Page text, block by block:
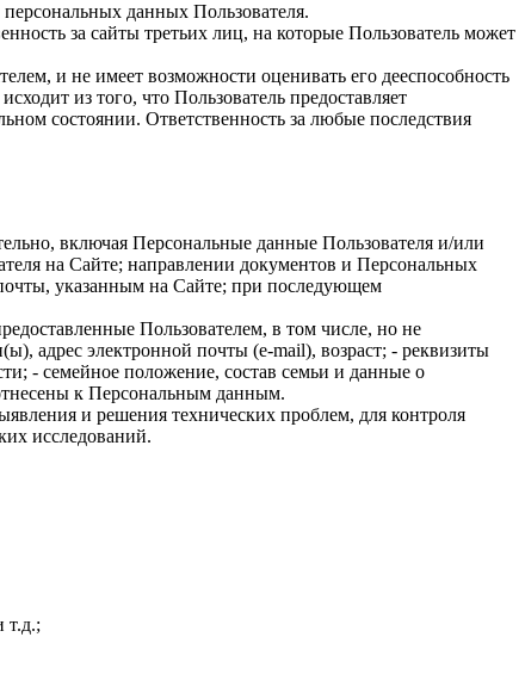
данных Пользователя.
за сайты третьих лиц, на которые Пользователь может
и не имеет возможности оценивать его дееспособность
из того, что Пользователь предоставляет
состоянии. Ответственность за любые последствия
включая Персональные данные Пользователя и/или
на Сайте; направлении документов и Персональных
указанным на Сайте; при последующем
Пользователем, в том числе, но не
адрес электронной почты (e-mail), возраст; - реквизиты
- семейное положение, состав семьи и данные о
к Персональным данным.
и решения технических проблем, для контроля
исследований.
т.д.;